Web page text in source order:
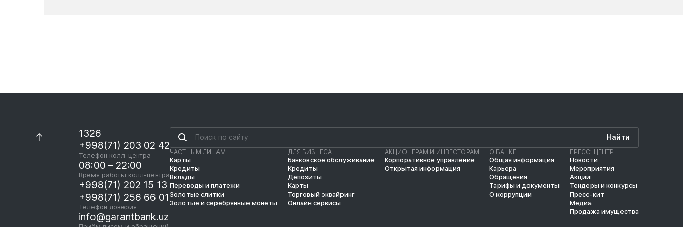
1326
+998(71) 203 02 42
Телефон колл-центра
08:00 – 22:00
Время работы колл-центра
+998(71) 202 15 13
+998(71) 256 66 01
Телефон доверия
info@garantbank.uz
Найти
ЧАСТНЫМ ЛИЦАМ
Карты
Кредиты
Вклады
Переводы и платежи
Золотые слитки
Золотые и серебрянные монеты
ДЛЯ БИЗНЕСА
Банковское обслуживание
Кредиты
Депозиты
Карты
Торговый эквайринг
Онлайн сервисы
АКЦИОНЕРАМ И ИНВЕСТОРАМ
Корпоративное управление
Открытая информация
О БАНКЕ
Общая информация
Карьера
Обращения
Тарифы и документы
О коррупции
ПРЕСС-ЦЕНТР
Новости
Мероприятия
Акции
Тендеры и конкурсы
Пресс-кит
Медиа
Продажа имущества